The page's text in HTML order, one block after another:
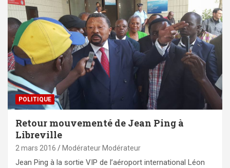
POLITIQUE
Retour mouvementé de Jean Ping à
Libreville
2 mars 2016 Modérateur Modérateur
Jean Ping à la sortie VIP de l’aéroport international Léon